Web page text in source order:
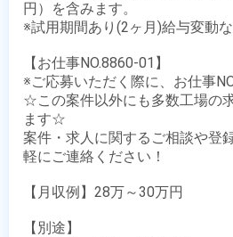
円）を含みます。
※試用期間あり(2ヶ月)給与変動
【お仕事NO.8860-01】
※ご応募いただく際に、お仕事
☆この案件以外にも多数工場の
ます☆
案件・求人に関するご相談や登
軽にご連絡ください！
【月収例】28万～30万円
【別途】